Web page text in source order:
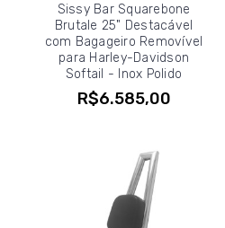
Sissy Bar Squarebone
Brutale 25" Destacável
com Bagageiro Removível
para Harley-Davidson
Softail - Inox Polido
R$6.585,00